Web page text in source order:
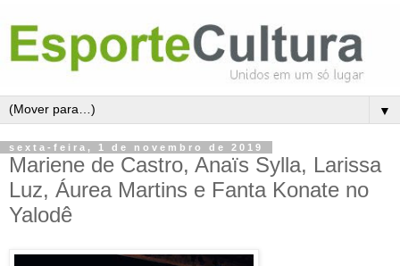
▼
sexta-feira, 1 de novembro de 2019
Mariene de Castro, Anaïs Sylla, Larissa
Luz, Áurea Martins e Fanta Konate no
Yalodê